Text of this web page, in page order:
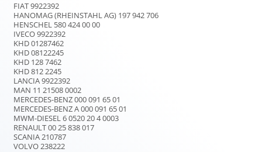
FIAT 9922392
HANOMAG (RHEINSTAHL AG) 197 942 706
HENSCHEL 580 424 00 00
IVECO 9922392
KHD 01287462
KHD 08122245
KHD 128 7462
KHD 812 2245
LANCIA 9922392
MAN 11 21508 0002
MERCEDES-BENZ 000 091 65 01
MERCEDES-BENZ A 000 091 65 01
MWM-DIESEL 6 0520 20 4 0003
RENAULT 00 25 838 017
SCANIA 210787
VOLVO 238222